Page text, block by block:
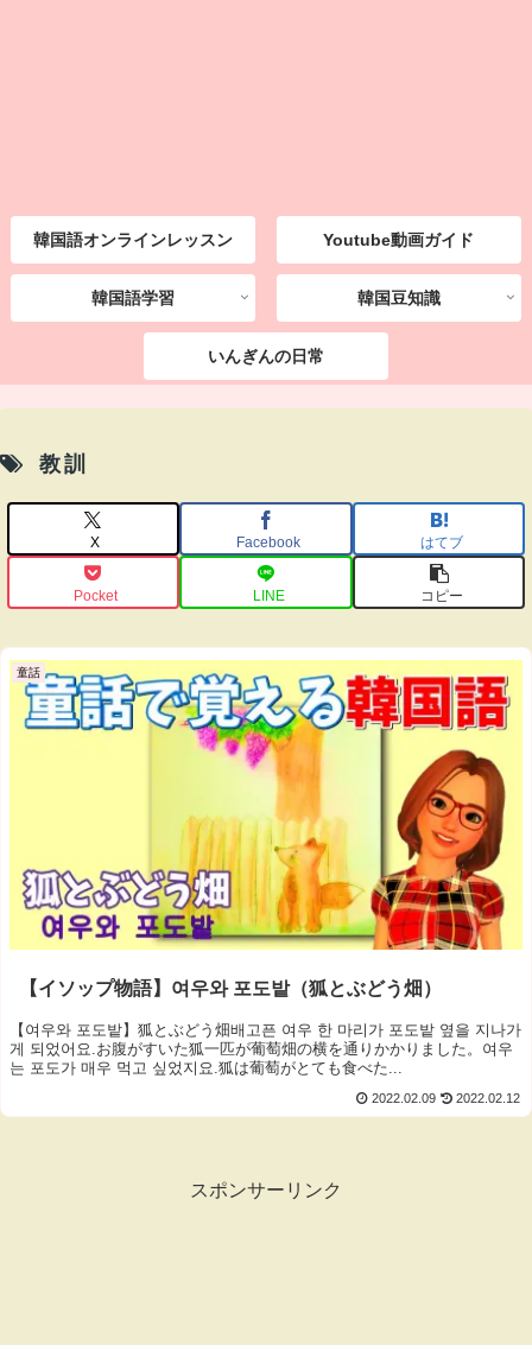
韓国語オンラインレッスン Youtube動画ガイド
韓国語学習 韓国豆知識
いんぎんの日常
教訓
X Facebook はてブ
Pocket LINE コピー
童話
【イソップ物語】여우와 포도밭（狐とぶどう畑）
【여우와 포도밭】狐とぶどう畑배고픈 여우 한 마리가 포도밭 옆을 지나가
게 되었어요.お腹がすいた狐一匹が葡萄畑の横を通りかかりました。여우
는 포도가 매우 먹고 싶었지요.狐は葡萄がとても食べた...
2022.02.09 2022.02.12
スポンサーリンク